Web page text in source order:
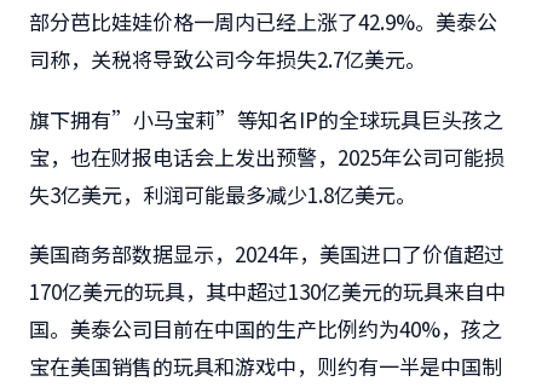
部分芭比娃娃价格一周内已经上涨了42.9%。美泰公
司称，关税将导致公司今年损失2.7亿美元。
旗下拥有”小马宝莉”等知名IP的全球玩具巨头孩之
宝，也在财报电话会上发出预警，2025年公司可能损
失3亿美元，利润可能最多减少1.8亿美元。
美国商务部数据显示，2024年，美国进口了价值超过
170亿美元的玩具，其中超过130亿美元的玩具来自中
国。美泰公司目前在中国的生产比例约为40%，孩之
宝在美国销售的玩具和游戏中，则约有一半是中国制